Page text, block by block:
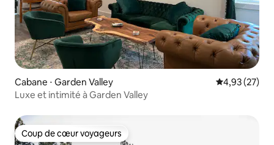
Cabane ⋅ Garden Valley Évaluation
4,93 (27)
Luxe et intimité à Garden Valley
Coup de cœur voyageurs
Coup de cœur voyageurs